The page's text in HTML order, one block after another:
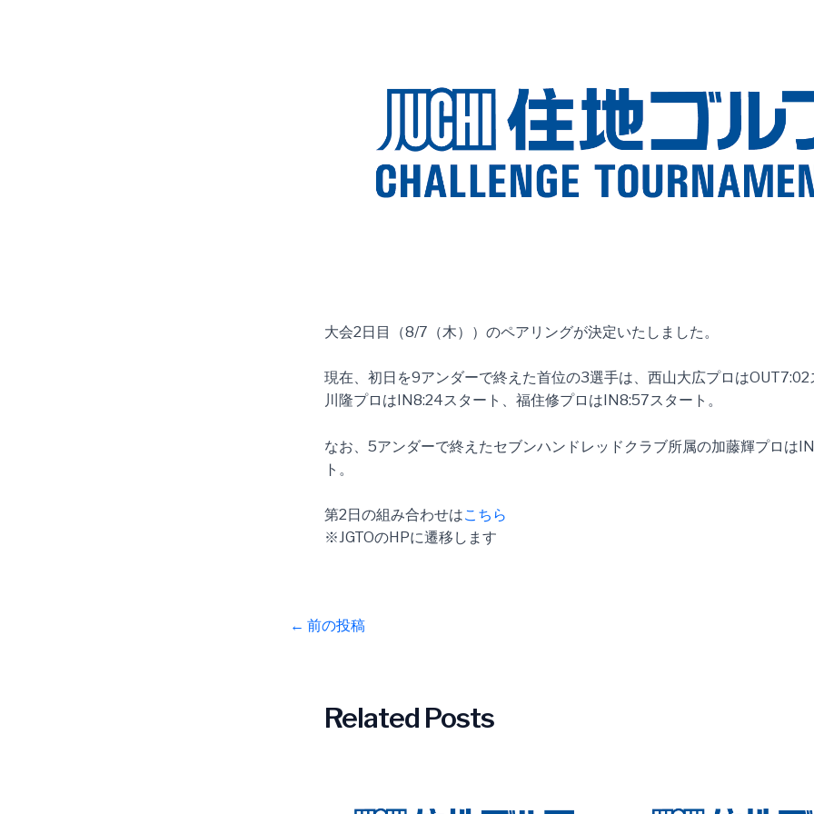
大会2日目（8/7（木））のペアリングが決定いたしました。
現在、初日を9アンダーで終えた首位の3選手は、西山大広プロはOUT7:02
川隆プロはIN8:24スタート、福住修プロはIN8:57スタート。
なお、5アンダーで終えたセブンハンドレッドクラブ所属の加藤輝プロは
ト。
第2日の組み合わせはこちら
※JGTOのHPに遷移します
← 前の投稿
Related Posts